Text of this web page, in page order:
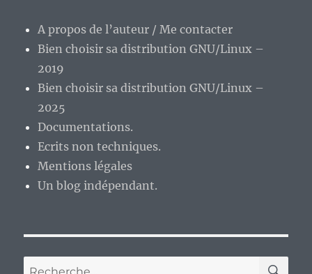
A propos de l’auteur / Me contacter
Bien choisir sa distribution GNU/Linux –
2019
Bien choisir sa distribution GNU/Linux –
2025
Documentations.
Ecrits non techniques.
Mentions légales
Un blog indépendant.
Recherche